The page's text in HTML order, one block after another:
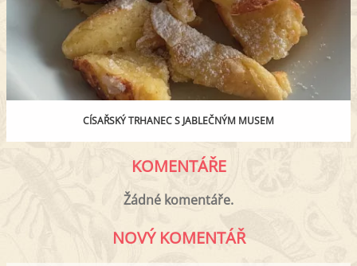
CÍSAŘSKÝ TRHANEC S JABLEČNÝM MUSEM
KOMENTÁŘE
Žádné komentáře.
NOVÝ KOMENTÁŘ